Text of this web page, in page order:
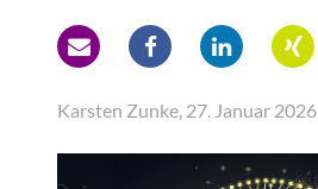
Karsten Zunke, 27. Januar 2026